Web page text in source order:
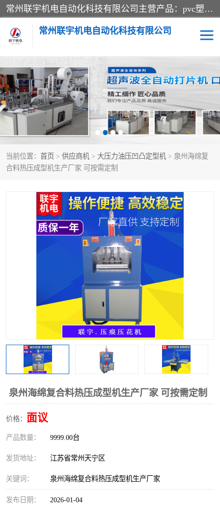
常州联宇机电自动化科技有限公司主营产品：pvc塑料焊机、高频热合机、软膜天花压边机、服装布料凹凸压花机、布料3d压印设备、服装植胶设备、超声波布料花边机、无纺布热合机、全自动压花机。
常州联宇机电自动化科技有限公司
当前位置： 首页 > 供应商机 > 大压力油压凹凸定型机 > 泉州海绵复
合料热压成型机生产厂家 可按需定制
泉州海绵复合料热压成型机生产厂家 可按需定制
价格： 面议
产品数量： 9999.00台
发货地址： 江苏省常州天宁区
关键词： 泉州海绵复合料热压成型机生产厂家
发布日期： 2026-01-04
压花定型机以及压花模具 超声波热合机
高频热合机 超声波花边机
超声波复合压花机 凹凸压花机压标机
3040凹凸压花机 双头服装凹凸压花机
高频压花压标机 自动超声波打片成型机
泡壳包装封口机 海绵产品成型机